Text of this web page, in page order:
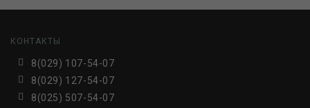
КОНТАКТЫ
8(029) 107-54-07
8(029) 127-54-07
8(025) 507-54-07